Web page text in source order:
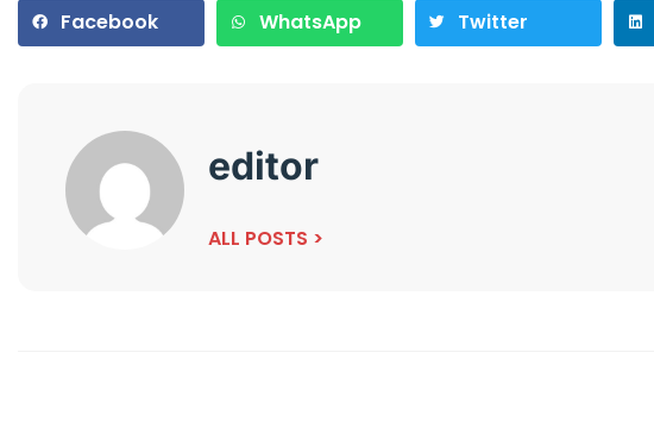
Facebook WhatsApp Twitter
editor
ALL POSTS >